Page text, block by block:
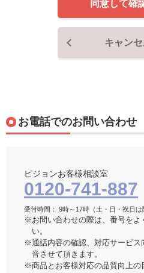
遠慮頂けますようお願いいたしま
お問い合わせの返信は「
商品とお客様対応の品質向上の
るお問い合わせについては、グ
いたします。
個人情報保護方針及び個人情報
をお読みの上、ご了承いただけ
い。
キャン
同意して確
お電話でのお問い合わせ
ピジョンお客様相談室
0120-741-887
受付時間： 9時～17時（土・日・祝日は
※お問い合わせの際は、番号をよ
い。
※通話内容の確認、対応サービス
音させて頂きます。
※商品とお客様対応の品質向上の